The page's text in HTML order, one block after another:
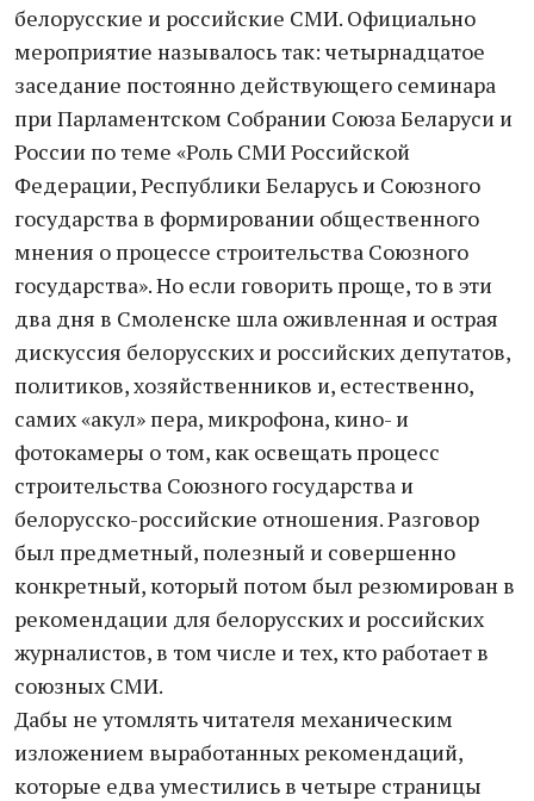
белорусские и российские СМИ. Официально
мероприятие называлось так: четырнадцатое
заседание постоянно действующего семинара
при Парламентском Собрании Союза Беларуси и
России по теме «Роль СМИ Российской
Федерации, Республики Беларусь и Союзного
государства в формировании общественного
мнения о процессе строительства Союзного
государства». Но если говорить проще, то в эти
два дня в Смоленске шла оживленная и острая
дискуссия белорусских и российских депутатов,
политиков, хозяйственников и, естественно,
самих «акул» пера, микрофона, кино- и
фотокамеры о том, как освещать процесс
строительства Союзного государства и
белорусско-российские отношения. Разговор
был предметный, полезный и совершенно
конкретный, который потом был резюмирован в
рекомендации для белорусских и российских
журналистов, в том числе и тех, кто работает в
союзных СМИ.
Дабы не утомлять читателя механическим
изложением выработанных рекомендаций,
которые едва уместились в четыре страницы